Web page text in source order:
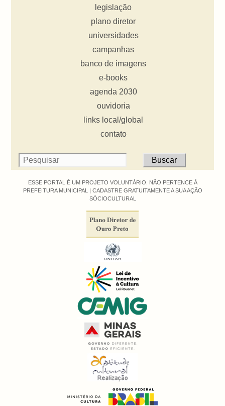
legislação
plano diretor
universidades
campanhas
banco de imagens
e-books
agenda 2030
ouvidoria
links local/global
contato
ESSE PORTAL É UM PROJETO VOLUNTÁRIO. NÃO PERTENCE À
PREFEITURA MUNICIPAL | CADASTRE GRATUITAMENTE A SUA AÇÃO
SÓCIOCULTURAL